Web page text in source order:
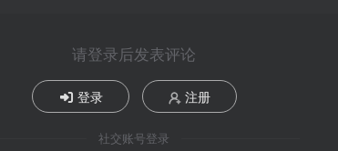
请登录后发表评论
登录 注册
社交账号登录